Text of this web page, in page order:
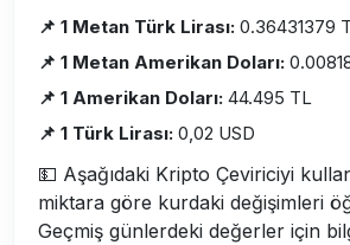
📌 1 Metan Türk Lirası: 0.36431379
📌 1 Metan Amerikan Doları:
📌 1 Amerikan Doları: 44.495 TL
📌 1 Türk Lirası: 0,02 USD
💵 Aşağıdaki Kripto Çeviriciyi
miktara göre kurdaki değişimleri
Geçmiş günlerdeki değerler için